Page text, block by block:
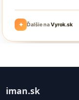
iman.sk